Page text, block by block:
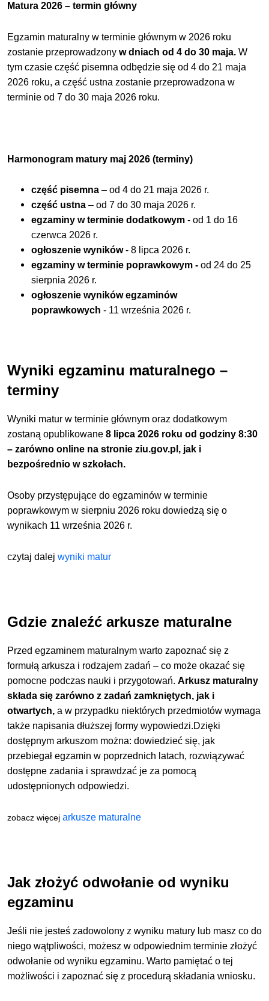
Matura 2026 – termin główny
Egzamin maturalny w terminie głównym w 2026 roku
zostanie przeprowadzony w dniach od 4 do 30 maja. W
tym czasie część pisemna odbędzie się od 4 do 21 maja
2026 roku, a część ustna zostanie przeprowadzona w
terminie od 7 do 30 maja 2026 roku.
Harmonogram matury maj 2026 (terminy)
część pisemna– od 4 do 21 maja 2026 r.
część ustna– od 7 do 30 maja 2026 r.
egzaminy w terminie dodatkowym- od 1 do 16
czerwca 2026 r.
ogłoszenie wyników- 8 lipca 2026 r.
egzaminy w terminie poprawkowym - od 24 do 25
sierpnia 2026 r.
ogłoszenie wyników egzaminów
poprawkowych - 11 września 2026 r.
Wyniki egzaminu maturalnego –
terminy
Wyniki matur w terminie głównym oraz dodatkowym
zostaną opublikowane 8 lipca 2026 roku od godziny 8:30
– zarówno online na stronie ziu.gov.pl , jak i
bezpośrednio w szkołach.
Osoby przystępujące do egzaminów w terminie
poprawkowym w sierpniu 2026 roku dowiedzą się o
wynikach 11 września 2026 r.
czytaj dalej wyniki matur
Gdzie znaleźć arkusze maturalne
Przed egzaminem maturalnym warto zapoznać się z
formułą arkusza i rodzajem zadań – co może okazać się
pomocne podczas nauki i przygotowań. Arkusz maturalny
składa się zarówno z zadań zamkniętych, jak i
otwartych,a w przypadku niektórych przedmiotów wymaga
także napisania dłuższej formy wypowiedzi.Dzięki
dostępnym arkuszom można: dowiedzieć się, jak
przebiegał egzamin w poprzednich latach, rozwiązywać
dostępne zadania i sprawdzać je za pomocą
udostępnionych odpowiedzi.
zobacz więcej arkusze maturalne
Jak złożyć odwołanie od wyniku
egzaminu
Jeśli nie jesteś zadowolony z wyniku matury lub masz co do
niego wątpliwości, możesz w odpowiednim terminie złożyć
odwołanie od wyniku egzaminu. Warto pamiętać o tej
możliwości i zapoznać się z procedurą składania wniosku.